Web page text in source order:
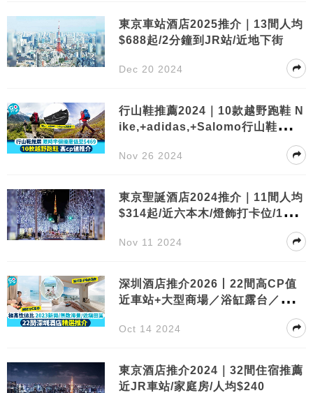
東京車站酒店2025推介｜13間人均
$688起/2分鐘到JR站/近地下街
Dec 20 2024
行山鞋推薦2024｜10款越野跑鞋 N
ike,+adidas,+Salomo行山鞋怎麼
Nov 26 2024
東京聖誕酒店2024推介｜11間人均
$314起/近六本木/燈飾打卡位/1分
Nov 11 2024
深圳酒店推介2026丨22間高CP值
近車站+大型商場／浴缸露台／無邊
Oct 14 2024
東京酒店推介2024｜32間住宿推薦
近JR車站/家庭房/人均$240